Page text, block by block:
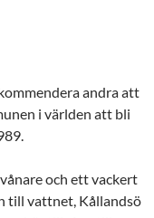
andra att
i världen att bli
och ett vackert
till vattnet, Kållandsö